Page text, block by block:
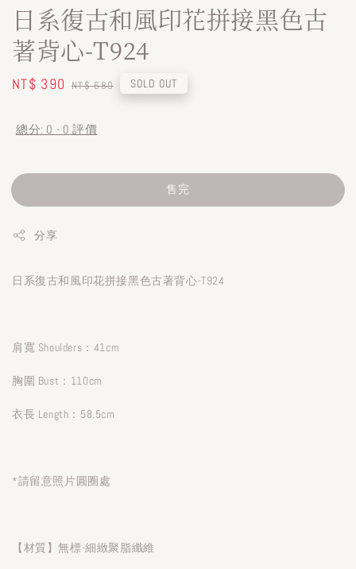
日系復古和風印花拼接黑色古
著背心-T924
Sale
NT$ 390 Regular
NT$ 680 SOLD OUT
總分: 0 - 0 評價
售完
分享
日系復古和風印花拼接黑色古著背心-T924
肩寬 Shoulders：41cm
胸圍 Bust：110cm
衣長 Length：58.5cm
*請留意照片圓圈處
【材質】無標-細緻聚脂纖維